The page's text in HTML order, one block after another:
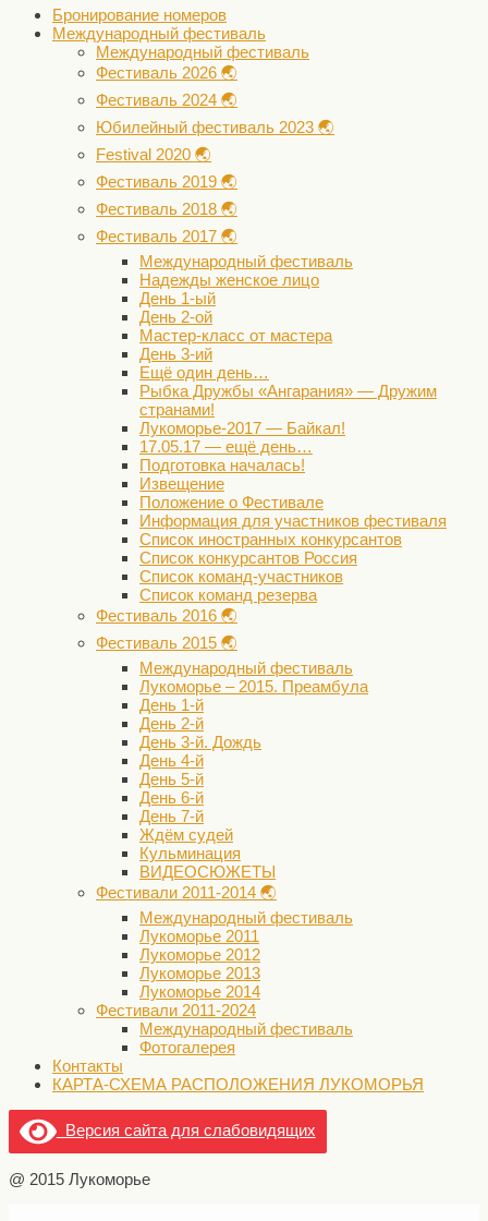
Бронирование номеров
Международный фестиваль
Международный фестиваль
Фестиваль 2026 🌏
Фестиваль 2024 🌏
Юбилейный фестиваль 2023 🌏
Festival 2020 🌏
Фестиваль 2019 🌏
Фестиваль 2018 🌏
Фестиваль 2017 🌏
Международный фестиваль
Надежды женское лицо
День 1-ый
День 2-ой
Мастер-класс от мастера
День 3-ий
Ещё один день…
Рыбка Дружбы «Ангарания» — Дружим
странами!
Лукоморье-2017 — Байкал!
17.05.17 — ещё день…
Подготовка началась!
Извещение
Положение о Фестивале
Информация для участников фестиваля
Список иностранных конкурсантов
Список конкурсантов Россия
Список команд-участников
Список команд резерва
Фестиваль 2016 🌏
Фестиваль 2015 🌏
Международный фестиваль
Лукоморье – 2015. Преамбула
День 1-й
День 2-й
День 3-й. Дождь
День 4-й
День 5-й
День 6-й
День 7-й
Ждём судей
Кульминация
ВИДЕОСЮЖЕТЫ
Фестивали 2011-2014 🌏
Международный фестиваль
Лукоморье 2011
Лукоморье 2012
Лукоморье 2013
Лукоморье 2014
Фестивали 2011-2024
Международный фестиваль
Фотогалерея
Контакты
КАРТА-СХЕМА РАСПОЛОЖЕНИЯ ЛУКОМОРЬЯ
Версия сайта для слабовидящих
@ 2015 Лукоморье